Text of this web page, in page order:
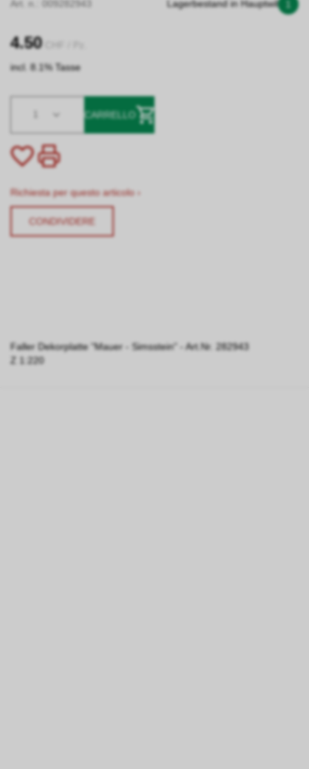
Art. n.: 009282943 Lagerbestand in Hauptwil 1
4.50
incl. 8.1% Tasse
CARRELLO
Richiesta per questo articolo ›
CONDIVIDERE
Faller Dekorplatte "Mauer - Simsstein" - Art.Nr. 282943
Z 1:220